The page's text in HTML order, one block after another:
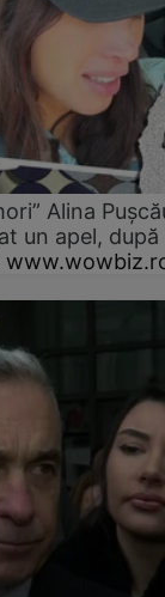
Alina
un apel, după